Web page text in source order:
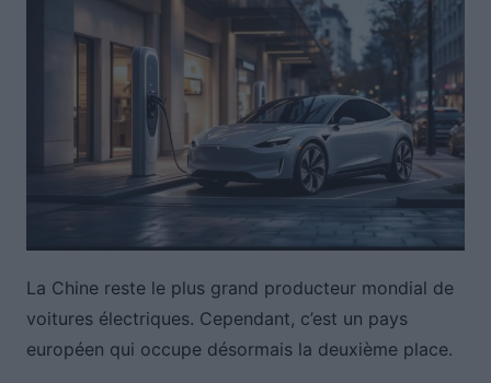
La Chine reste le plus grand producteur mondial de
voitures électriques. Cependant, c’est un pays
européen qui occupe désormais la deuxième place.